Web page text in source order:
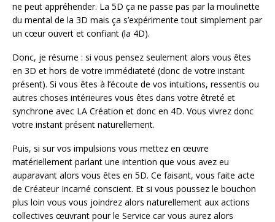
ne peut appréhender. La 5D ça ne passe pas par la moulinette
du mental de la 3D mais ça s’expérimente tout simplement par
un cœur ouvert et confiant (la 4D).
Donc, je résume : si vous pensez seulement alors vous êtes
en 3D et hors de votre immédiateté (donc de votre instant
présent). Si vous êtes à l’écoute de vos intuitions, ressentis ou
autres choses intérieures vous êtes dans votre êtreté et
synchrone avec LA Création et donc en 4D. Vous vivrez donc
votre instant présent naturellement.
Puis, si sur vos impulsions vous mettez en œuvre
matériellement parlant une intention que vous avez eu
auparavant alors vous êtes en 5D. Ce faisant, vous faite acte
de Créateur Incarné conscient. Et si vous poussez le bouchon
plus loin vous vous joindrez alors naturellement aux actions
collectives œuvrant pour le Service car vous aurez alors